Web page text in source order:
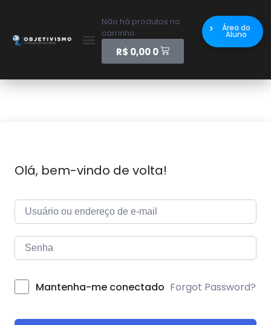
Não há produtos no
carrinho.
R$ 0,00 0
Área do
Aluno
Olá, bem-vindo de volta!
Mantenha-me conectado Forgot Password?